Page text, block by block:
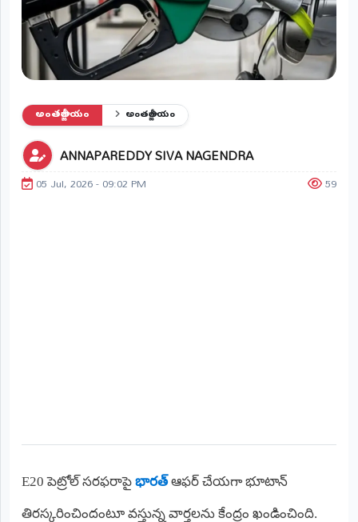
ప్రాంతీయ
వార్తలు
(STATE)
తెలంగాణ
ఆంధ్రప్రదేశ్
ప్రధాన
విభాగాలు
(MAIN)
డెస్క్
(REPORTERS
అంతర్జాతీయం అంతర్జాతీయం
ANNAPAREDDY SIVA NAGENDRA
05 Jul, 2026 - 09:02 PM 59
E20 పెట్రోల్ సరఫరాపై భారత్ఆఫర్ చేయగా భూటాన్
తిరస్కరించిందంటూ వస్తున్న వార్తలను కేంద్రం ఖండించింది.